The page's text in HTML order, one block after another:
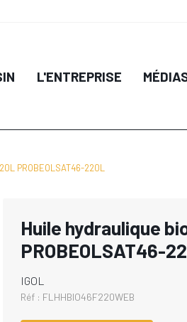
L'ENTREPRISE
PROBEOLSAT46-220L
Huile hydraulique
PROBEOLSAT46-
IGOL
Réf : FLHHBIO46F220WEB